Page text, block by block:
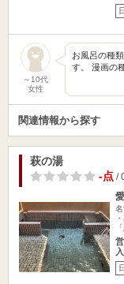
～10代
女性
お風呂の種
す。 漫画の
関連情報から探す
萩の湯
-点/